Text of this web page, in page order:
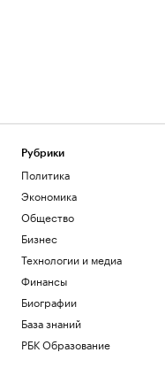
Рубрики
Политика
Экономика
Общество
Бизнес
Технологии и медиа
Финансы
Биографии
База знаний
РБК Образование